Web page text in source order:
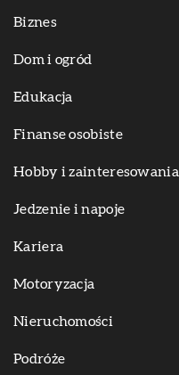
Biznes
Dom i ogród
Edukacja
Finanse osobiste
Hobby i zainteresowania
Jedzenie i napoje
Kariera
Motoryzacja
Nieruchomości
Podróże